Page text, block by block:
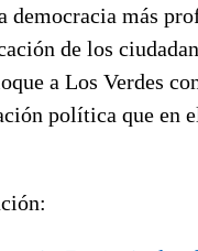
democracia más
de los
a Los Verdes
política que en